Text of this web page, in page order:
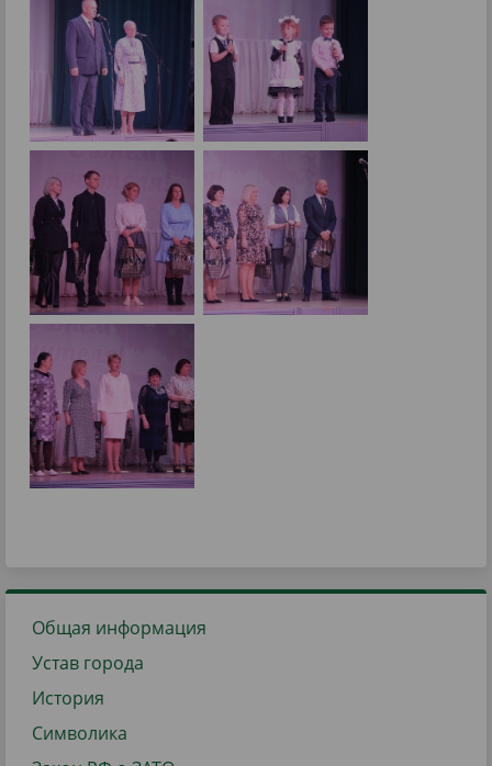
Общая информация
Устав города
История
Символика